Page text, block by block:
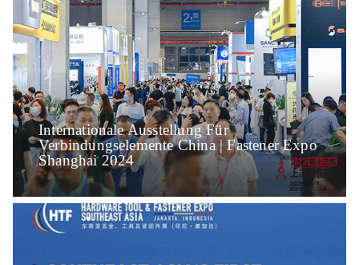
Internationale Ausstellung Für
Verbindungselemente China | Fastener Expo
Shanghai 2024